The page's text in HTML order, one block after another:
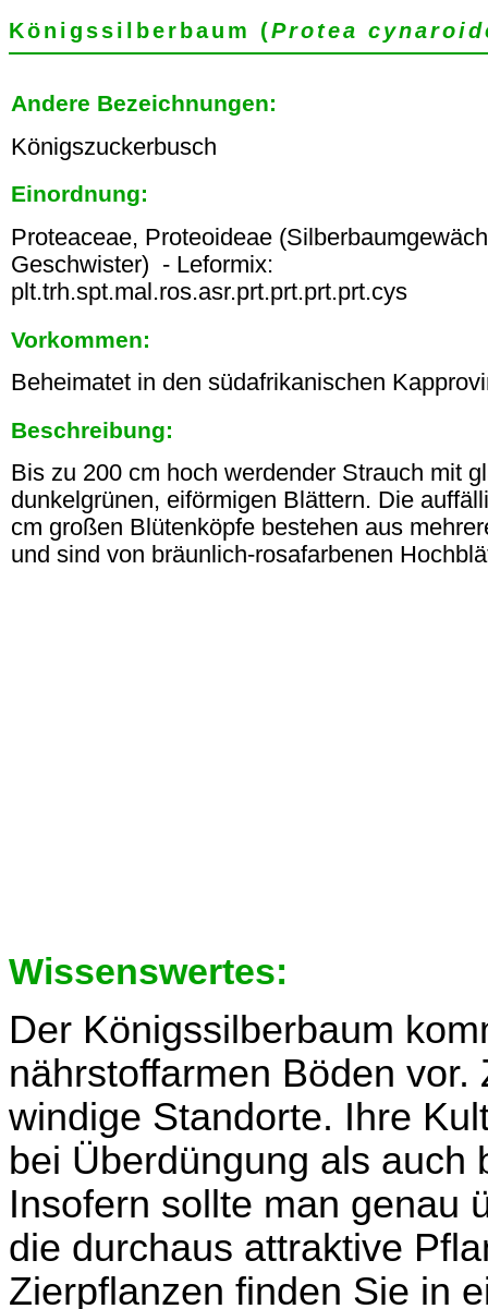
Königssilberbaum (Protea
Andere Bezeichnungen:
Königszuckerbusch
Einordnung:
Proteaceae, Proteoideae
Geschwister) - Leformix:
plt.trh.spt.mal.ros.asr.prt.prt.prt.prt.cys
Vorkommen:
Beheimatet in den südafrikanischen
Beschreibung:
Bis zu 200 cm hoch werdender Strauch mit
dunkelgrünen, eiförmigen Blättern. Die
cm großen Blütenköpfe bestehen aus
und sind von bräunlich-rosafarbenen
Wissenswertes:
Der Königssilberbaum
nährstoffarmen Böden
windige Standorte. Ihre
bei Überdüngung als
Insofern sollte man genau
die durchaus attraktive
Zierpflanzen finden Sie in